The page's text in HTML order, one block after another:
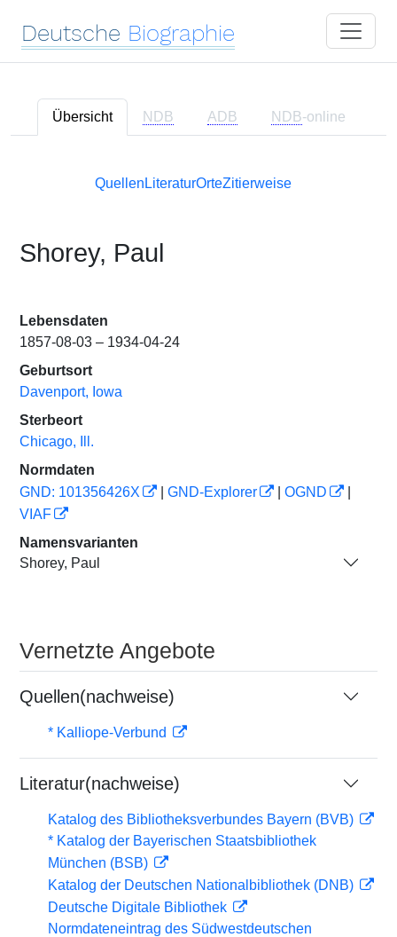
Deutsche Biographie
Übersicht NDB ADB NDB-online
Quellen LiteraturOrteZitierweise
Shorey, Paul
Lebensdaten
1857-08-03 – 1934-04-24
Geburtsort
Davenport, Iowa
Sterbeort
Chicago, Ill.
Normdaten
GND: 101356426X
GND-Explorer OGND
VIAF
Namensvarianten
Shorey, Paul
Vernetzte Angebote
Quellen(nachweise)
* Kalliope-Verbund
Literatur(nachweise)
Katalog des Bibliotheksverbundes Bayern (BVB)
* Katalog der Bayerischen Staatsbibliothek
München (BSB)
Katalog der Deutschen Nationalbibliothek (DNB)
Deutsche Digitale Bibliothek
Normdateneintrag des Südwestdeutschen